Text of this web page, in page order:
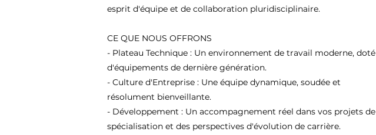
esprit d'équipe et de collaboration pluridisciplinaire.
CE QUE NOUS OFFRONS
- Plateau Technique : Un environnement de travail moderne, doté
d'équipements de dernière génération.
- Culture d'Entreprise : Une équipe dynamique, soudée et
résolument bienveillante.
- Développement : Un accompagnement réel dans vos projets de
spécialisation et des perspectives d'évolution de carrière.